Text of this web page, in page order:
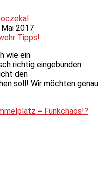
Mai 2017
Tipps!
wie ein
richtig eingebunden
den
soll! Wir möchten genau
= Funkchaos!?